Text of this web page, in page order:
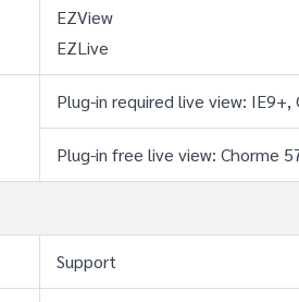
EZView
EZLive
Plug-in required live view:
Plug-in free live view: Chorme
Support